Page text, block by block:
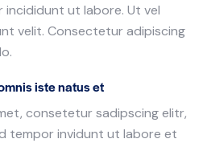
ut labore. Ut vel
velit. Consectetur adipiscing
iste natus et
consetetur sadipscing elitr,
tempor invidunt ut labore et